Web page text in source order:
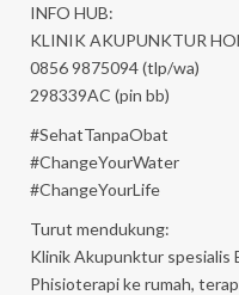
INFO HUB:
KLINIK AKUPUNKTUR
0856 9875094 (tlp/wa)
298339AC (pin bb)
‪#‎SehatTanpaObat‬
‪#‎ChangeYourWater‬
‪#‎ChangeYourLife‬
Turut mendukung:
Klinik Akupunktur spesialis
Phisioterapi ke rumah,